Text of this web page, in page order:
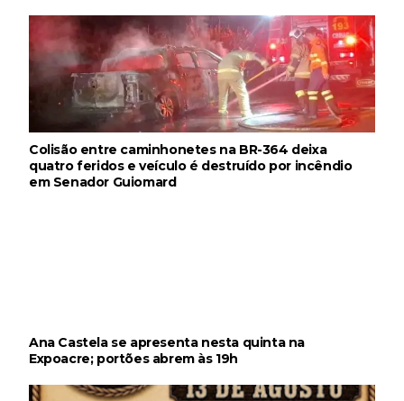
Colisão entre caminhonetes na BR-364 deixa
quatro feridos e veículo é destruído por incêndio
em Senador Guiomard
Ana Castela se apresenta nesta quinta na
Expoacre; portões abrem às 19h